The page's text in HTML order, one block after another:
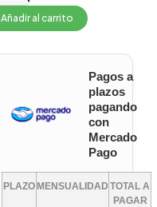
Añadir al carrito
Pagos a
plazos
pagando
con
Mercado
Pago
PLAZO MENSUALIDAD TOTAL A
PAGAR